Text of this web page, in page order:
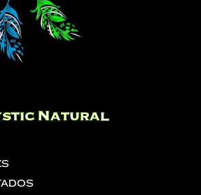
Natural